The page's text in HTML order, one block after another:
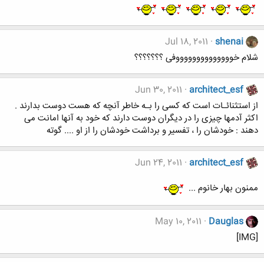
shenai
Jul 18, 2011
شلام خووووووووووووووفی ؟؟؟؟؟؟؟
architect_esf
Jun 30, 2011
از استثنائـات است که کسی را بـه خاطر آنچه که هست دوست بدارند .
اکثر آدمها چيزی را در ديگران دوست دارند که خود به آنها امانت می
دهند : خودشان را ، تفسير و برداشت خودشان را از او .... گوته
architect_esf
Jun 24, 2011
ممنون بهار خانوم ...
Dauglas
May 10, 2011
[IMG]